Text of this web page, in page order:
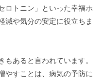
ロトニン」といった幸福ホ
減や気分の安定に役立ちま
もあると言われています。
やすことは、病気の予防に